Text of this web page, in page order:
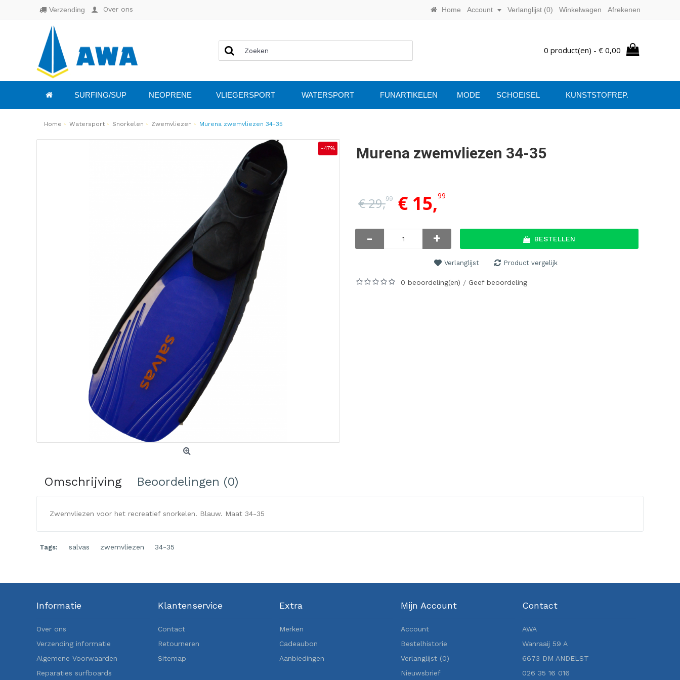
Verzending Over ons Home Account Verlanglijst (0) Winkelwagen Afrekenen
0 product(en) - € 0,00
SURFING/SUP NEOPRENE VLIEGERSPORT WATERSPORT FUNARTIKELEN MODE SCHOEISEL KUNSTSTOFREP.
Home Watersport Snorkelen Zwemvliezen Murena zwemvliezen 34-35
-47% Murena zwemvliezen 34-35
€ 29,99 € 15,99
- + BESTELLEN
Verlanglijst Product vergelijk
0 beoordeling(en) / Geef beoordeling
Omschrijving Beoordelingen (0)
Zwemvliezen voor het recreatief snorkelen. Blauw. Maat 34-35
Tags: salvas zwemvliezen 34-35
Informatie
Over ons
Verzending informatie
Algemene Voorwaarden
Reparaties surfboards
Klantenservice
Contact
Retourneren
Sitemap
Extra
Merken
Cadeaubon
Aanbiedingen
Mijn Account
Account
Bestelhistorie
Verlanglijst (0)
Nieuwsbrief
Contact
AWA
Wanraaij 59 A
6673 DM ANDELST
026 35 16 016